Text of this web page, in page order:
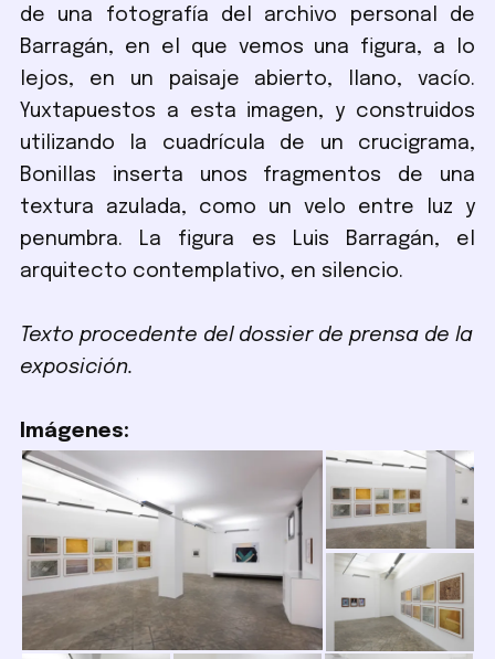
de una fotografía del archivo personal de
Barragán, en el que vemos una figura, a lo
lejos, en un paisaje abierto, llano, vacío.
Yuxtapuestos a esta imagen, y construidos
utilizando la cuadrícula de un crucigrama,
Bonillas inserta unos fragmentos de una
textura azulada, como un velo entre luz y
penumbra. La figura es Luis Barragán, el
arquitecto contemplativo, en silencio.
Texto procedente del dossier de prensa de la
exposición.
Imágenes: